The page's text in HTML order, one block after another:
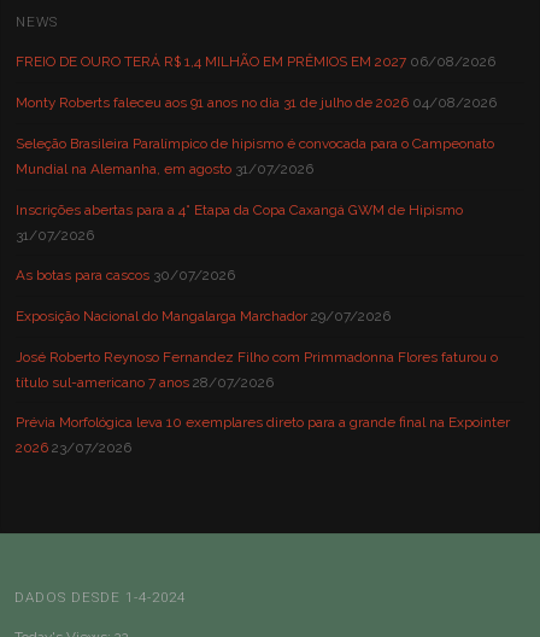
NEWS
FREIO DE OURO TERÁ R$ 1,4 MILHÃO EM PRÊMIOS EM 2027 06/08/2026
Monty Roberts faleceu aos 91 anos no dia 31 de julho de 2026 04/08/2026
Seleção Brasileira Paralímpico de hipismo é convocada para o Campeonato
Mundial na Alemanha, em agosto 31/07/2026
Inscrições abertas para a 4° Etapa da Copa Caxangá GWM de Hipismo
31/07/2026
As botas para cascos 30/07/2026
Exposição Nacional do Mangalarga Marchador 29/07/2026
José Roberto Reynoso Fernandez Filho com Primmadonna Flores faturou o
título sul-americano 7 anos 28/07/2026
Prévia Morfológica leva 10 exemplares direto para a grande final na Expointer
2026 23/07/2026
DADOS DESDE 1-4-2024